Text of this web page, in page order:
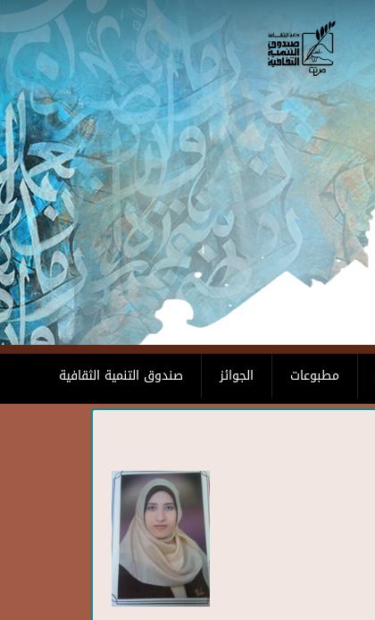
صندوق التنمية الثقافية الجوائز مطبوعات